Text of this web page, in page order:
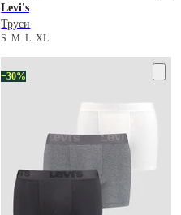
Levi's
Труси
SMLXL
−30%